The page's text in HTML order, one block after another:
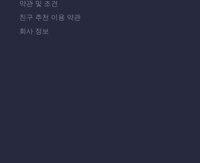
약관 및 조건
친구 추천 이용 약관
회사 정보